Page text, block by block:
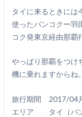
タイに来るときには
使ったバンコクー羽
コク発東京経由那覇
やっぱり那覇をつけ
機に乗れますからね。
旅行期間 2017/04
エリア タイ（バン